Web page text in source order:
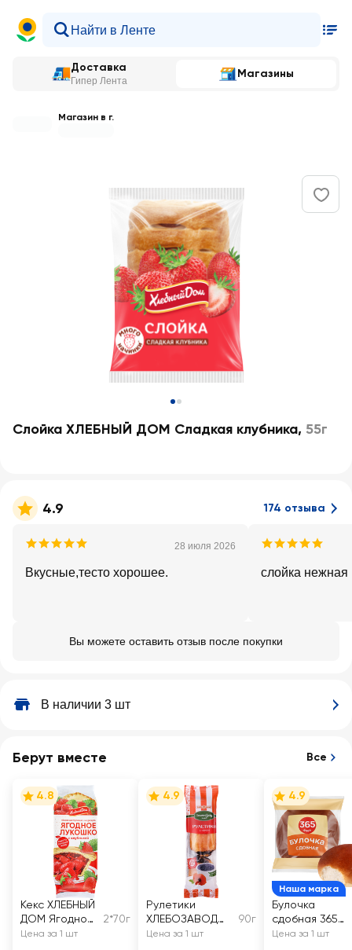
Доставка
Гипер Лента
Магазины
Магазин в г.
Слойка ХЛЕБНЫЙ ДОМ Сладкая клубника, 55г
4.9 174 отзыва
28 июля 2026
Вкусные,тесто хорошее. слойка нежная
Вы можете оставить отзыв после покупки
В наличии 3 шт
Берут вместе Все
4.8
Кекс ХЛЕБНЫЙ
ДОМ Ягодное
Лукошко с
2*70г
Цена за 1 шт
4.9
Рулетики
ХЛЕБОЗАВОД
№28 мини с
90г
Цена за 1 шт
Наша марка
4.9
Булочка
сдобная 365
ДНЕЙ
Цена за 1 шт